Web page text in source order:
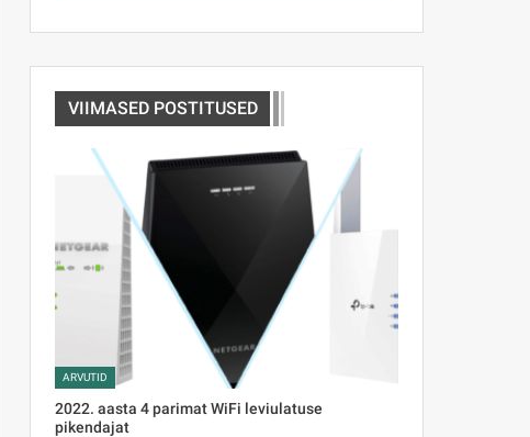
VIIMASED POSTITUSED
ARVUTID
2022. aasta 4 parimat WiFi leviulatuse
pikendajat